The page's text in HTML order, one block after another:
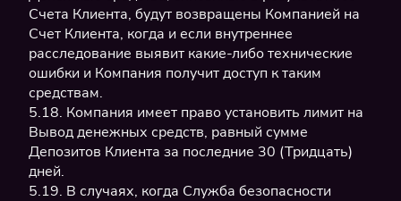
Счета Клиента, будут возвращены Компанией на
Счет Клиента, когда и если внутреннее
расследование выявит какие-либо технические
ошибки и Компания получит доступ к таким
средствам.
5.18. Компания имеет право установить лимит на
Вывод денежных средств, равный сумме
Депозитов Клиента за последние 30 (Тридцать)
дней.
5.19. В случаях, когда Служба безопасности